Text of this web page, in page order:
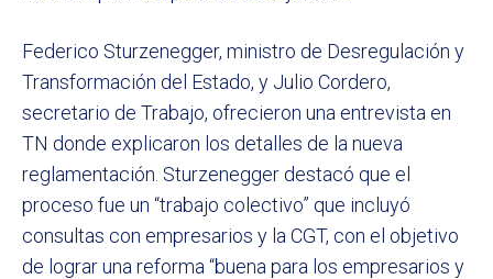
Federico Sturzenegger, ministro de Desregulación y
Transformación del Estado, y Julio Cordero,
secretario de Trabajo, ofrecieron una entrevista en
TN donde explicaron los detalles de la nueva
reglamentación. Sturzenegger destacó que el
proceso fue un “trabajo colectivo” que incluyó
consultas con empresarios y la CGT, con el objetivo
de lograr una reforma “buena para los empresarios y